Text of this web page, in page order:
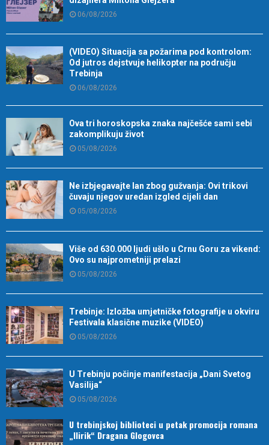
06/08/2026
(VIDEO) Situacija sa požarima pod kontrolom:
Od jutros dejstvuje helikopter na području
Trebinja
06/08/2026
Ova tri horoskopska znaka najčešće sami sebi
zakomplikuju život
05/08/2026
Ne izbjegavajte lan zbog gužvanja: Ovi trikovi
čuvaju njegov uredan izgled cijeli dan
05/08/2026
Više od 630.000 ljudi ušlo u Crnu Goru za vikend:
Ovo su najprometniji prelazi
05/08/2026
Trebinje: Izložba umjetničke fotografije u okviru
Festivala klasične muzike (VIDEO)
05/08/2026
U Trebinju počinje manifestacija „Dani Svetog
Vasilija“
05/08/2026
U trebinjskoj biblioteci u petak promocija romana
„Ilirik“ Dragana Glogovca